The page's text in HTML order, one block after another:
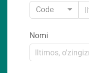
Code
Nomi